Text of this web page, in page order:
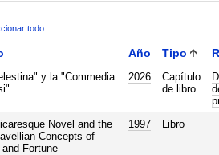
todo
Año Tipo
y la "Commedia
2026
Capítulo
de libro
Novel and the
Concepts of
Fortune
1997 Libro